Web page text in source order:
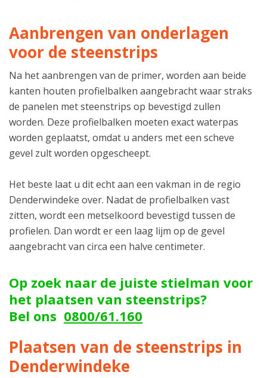
Aanbrengen van onderlagen
voor de steenstrips
Na het aanbrengen van de primer, worden aan beide
kanten houten profielbalken aangebracht waar straks
de panelen met steenstrips op bevestigd zullen
worden. Deze profielbalken moeten exact waterpas
worden geplaatst, omdat u anders met een scheve
gevel zult worden opgescheept.
Het beste laat u dit echt aan een vakman in de regio
Denderwindeke over. Nadat de profielbalken vast
zitten, wordt een metselkoord bevestigd tussen de
profielen. Dan wordt er een laag lijm op de gevel
aangebracht van circa een halve centimeter.
Op zoek naar de juiste stielman voor
het plaatsen van steenstrips?
Bel ons 0800/61.160
Plaatsen van de steenstrips in
Denderwindeke